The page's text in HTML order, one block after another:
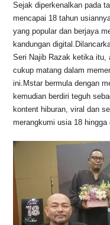
c
e
b
o
o
k
at
s
A
p
p
Sejak diperkenalkan pada
mencapai 18 tahun
yang popular dan berjaya
kandungan
Seri Najib Razak ketika itu,
cukup matang dalam
ini.Mstar bermula dengan
kemudian berdiri teguh
kontent hiburan, viral dan
merangkumi usia 18 hingga